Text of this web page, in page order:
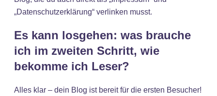
„Datenschutzerklärung“ verlinken musst.
Es kann losgehen: was brauche
ich im zweiten Schritt, wie
bekomme ich Leser?
Alles klar – dein Blog ist bereit für die ersten Besucher!